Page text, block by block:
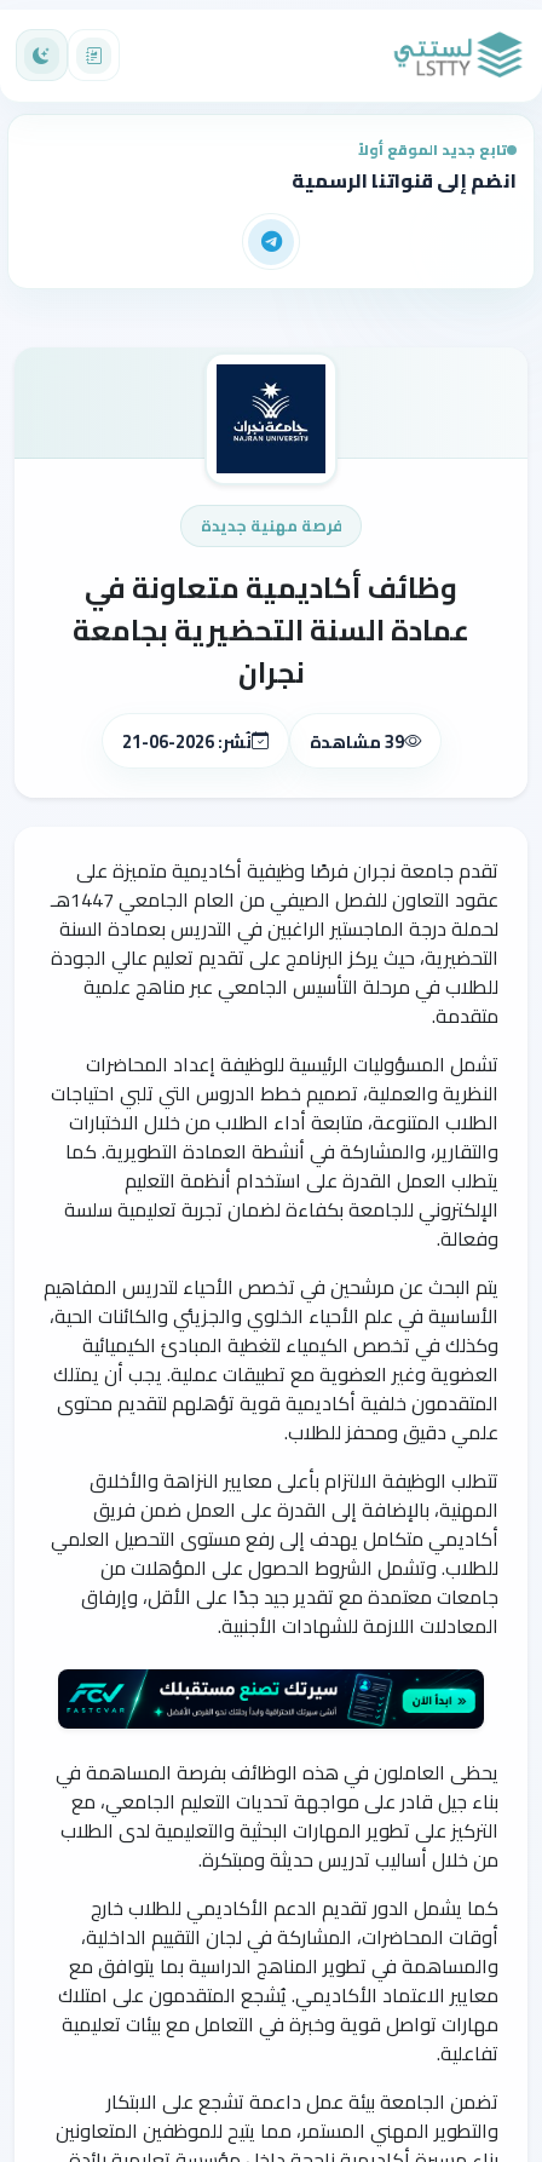
تابع جديد الموقع أولاً
انضم إلى قنواتنا الرسمية
فرصة مهنية جديدة
وظائف أكاديمية متعاونة في
عمادة السنة التحضيرية بجامعة
نجران
39 مشاهدة نُشر: 2026-06-21
تقدم جامعة نجران فرصًا وظيفية أكاديمية متميزة على
عقود التعاون للفصل الصيفي من العام الجامعي 1447هـ
لحملة درجة الماجستير الراغبين في التدريس بعمادة السنة
التحضيرية، حيث يركز البرنامج على تقديم تعليم عالي الجودة
للطلاب في مرحلة التأسيس الجامعي عبر مناهج علمية
متقدمة.
تشمل المسؤوليات الرئيسية للوظيفة إعداد المحاضرات
النظرية والعملية، تصميم خطط الدروس التي تلبي احتياجات
الطلاب المتنوعة، متابعة أداء الطلاب من خلال الاختبارات
والتقارير، والمشاركة في أنشطة العمادة التطويرية. كما
يتطلب العمل القدرة على استخدام أنظمة التعليم
الإلكتروني للجامعة بكفاءة لضمان تجربة تعليمية سلسة
وفعالة.
يتم البحث عن مرشحين في تخصص الأحياء لتدريس المفاهيم
الأساسية في علم الأحياء الخلوي والجزيئي والكائنات الحية،
وكذلك في تخصص الكيمياء لتغطية المبادئ الكيميائية
العضوية وغير العضوية مع تطبيقات عملية. يجب أن يمتلك
المتقدمون خلفية أكاديمية قوية تؤهلهم لتقديم محتوى
علمي دقيق ومحفز للطلاب.
تتطلب الوظيفة الالتزام بأعلى معايير النزاهة والأخلاق
المهنية، بالإضافة إلى القدرة على العمل ضمن فريق
أكاديمي متكامل يهدف إلى رفع مستوى التحصيل العلمي
للطلاب. وتشمل الشروط الحصول على المؤهلات من
جامعات معتمدة مع تقدير جيد جدًا على الأقل، وإرفاق
المعادلات اللازمة للشهادات الأجنبية.
يحظى العاملون في هذه الوظائف بفرصة المساهمة في
بناء جيل قادر على مواجهة تحديات التعليم الجامعي، مع
التركيز على تطوير المهارات البحثية والتعليمية لدى الطلاب
من خلال أساليب تدريس حديثة ومبتكرة.
كما يشمل الدور تقديم الدعم الأكاديمي للطلاب خارج
أوقات المحاضرات، المشاركة في لجان التقييم الداخلية،
والمساهمة في تطوير المناهج الدراسية بما يتوافق مع
معايير الاعتماد الأكاديمي. يُشجع المتقدمون على امتلاك
مهارات تواصل قوية وخبرة في التعامل مع بيئات تعليمية
تفاعلية.
تضمن الجامعة بيئة عمل داعمة تشجع على الابتكار
والتطوير المهني المستمر، مما يتيح للموظفين المتعاونين